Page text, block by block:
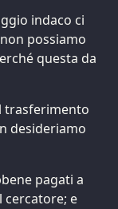
indaco ci
possiamo
questa da
trasferimento
desideriamo
pagati a
cercatore; e